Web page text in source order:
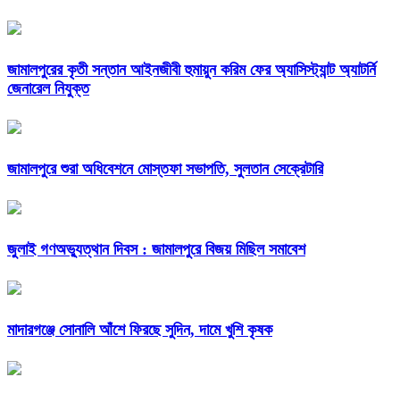
জামালপুরের কৃতী সন্তান আইনজীবী হুমায়ুন করিম ফের অ্যাসিস্ট্যান্ট অ্যাটর্নি
জেনারেল নিযুক্ত
জামালপুরে শুরা অধিবেশনে মোস্তফা সভাপতি, সুলতান সেক্রেটারি
জুলাই গণঅভ্যুত্থান দিবস : জামালপুরে বিজয় মিছিল সমাবেশ
মাদারগঞ্জে সোনালি আঁশে ফিরছে সুদিন, দামে খুশি কৃষক